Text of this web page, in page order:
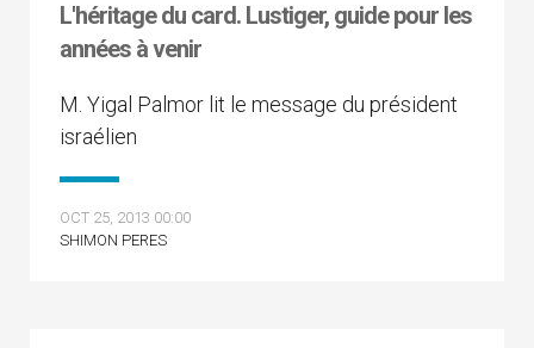
L'héritage du card. Lustiger, guide pour les
années à venir
M. Yigal Palmor lit le message du président
israélien
OCT 25, 2013 00:00
SHIMON PERES